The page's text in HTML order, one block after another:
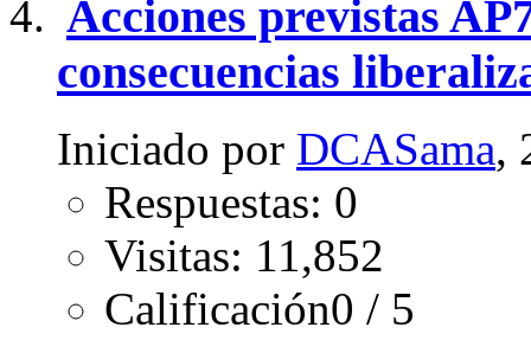
Acciones previstas
consecuencias
Iniciado por DCASama,
Respuestas: 0
Visitas: 11,852
Calificación0 / 5